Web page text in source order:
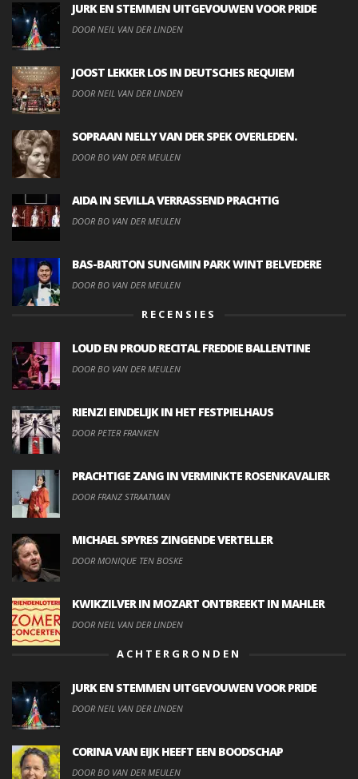
JURK EN STEMMEN UITGEVOUWEN VOOR PRIDE
DOOR NEIL VAN DER LINDEN
JOOST LEKKER LOS IN DEUTSCHES REQUIEM
DOOR NEIL VAN DER LINDEN
SOPRAAN NELLY VAN DER SPEK OVERLEDEN.
DOOR BO VAN DER MEULEN
AIDA IN SEVILLA VERRASSEND PRACHTIG
DOOR BO VAN DER MEULEN
BAS-BARITON SUNGMIN PARK WINT BELVEDERE
DOOR BO VAN DER MEULEN
RECENSIES
LOUD EN PROUD RECITAL FREDDIE BALLENTINE
DOOR BO VAN DER MEULEN
RIENZI EINDELIJK IN HET FESTPIELHAUS
DOOR PETER FRANKEN
PRACHTIGE ZANG IN VERMINKTE ROSENKAVALIER
DOOR FRANZ STRAATMAN
MICHAEL SPYRES ZINGENDE VERTELLER
DOOR MONIQUE TEN BOSKE
KWIKZILVER IN MOZART ONTBREEKT IN MAHLER
DOOR NEIL VAN DER LINDEN
ACHTERGRONDEN
JURK EN STEMMEN UITGEVOUWEN VOOR PRIDE
DOOR NEIL VAN DER LINDEN
CORINA VAN EIJK HEEFT EEN BOODSCHAP
DOOR BO VAN DER MEULEN